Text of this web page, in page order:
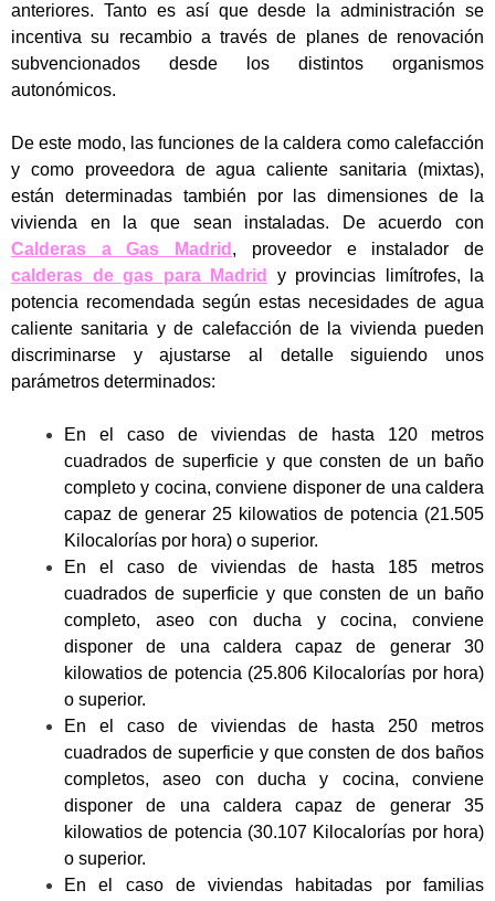
anteriores. Tanto es así que desde la administración se
incentiva su recambio a través de planes de renovación
subvencionados desde los distintos organismos
autonómicos.
De este modo, las funciones de la caldera como calefacción
y como proveedora de agua caliente sanitaria (mixtas),
están determinadas también por las dimensiones de la
vivienda en la que sean instaladas. De acuerdo con
Calderas a Gas Madrid , proveedor e instalador de
calderas de gas para Madrid
y provincias limítrofes, la
potencia recomendada según estas necesidades de agua
caliente sanitaria y de calefacción de la vivienda pueden
discriminarse y ajustarse al detalle siguiendo unos
parámetros determinados:
En el caso de viviendas de hasta 120 metros
cuadrados de superficie y que consten de un baño
completo y cocina, conviene disponer de una caldera
capaz de generar 25 kilowatios de potencia (21.505
Kilocalorías por hora) o superior.
En el caso de viviendas de hasta 185 metros
cuadrados de superficie y que consten de un baño
completo, aseo con ducha y cocina, conviene
disponer de una caldera capaz de generar 30
kilowatios de potencia (25.806 Kilocalorías por hora)
o superior.
En el caso de viviendas de hasta 250 metros
cuadrados de superficie y que consten de dos baños
completos, aseo con ducha y cocina, conviene
disponer de una caldera capaz de generar 35
kilowatios de potencia (30.107 Kilocalorías por hora)
o superior.
En el caso de viviendas habitadas por familias